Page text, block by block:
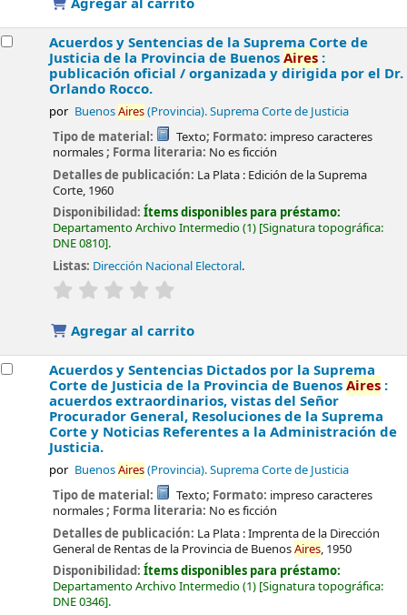
Acuerdos y Sentencias de la Suprema Corte de
Justicia de la Provincia de BuenosAires :
publicación oficial /organizada y dirigida por el Dr.
Orlando Rocco.
por BuenosAires(Provincia). Suprema Corte de Justicia
Tipo de material: Texto; Formato: impreso caracteres
normales; Forma literaria: No es ficción
Detalles de publicación: La Plata : Edición de la Suprema
Corte, 1960
Disponibilidad:Ítems disponibles para préstamo:
Departamento Archivo Intermedio(1) Signatura topográfica:
DNE 0810 .
Listas: Dirección Nacional Electoral.
valoración
Agregar al carrito
Acuerdos y Sentencias Dictados por la Suprema
Corte de Justicia de la Provincia de BuenosAires :
acuerdos extraordinarios, vistas del Señor
Procurador General, Resoluciones de la Suprema
Corte y Noticias Referentes a la Administración de
Justicia.
por BuenosAires(Provincia). Suprema Corte de Justicia
Tipo de material: Texto; Formato: impreso caracteres
normales; Forma literaria: No es ficción
Detalles de publicación: La Plata :Imprenta de la Dirección
General de Rentas de la Provincia de BuenosAires, 1950
Disponibilidad:Ítems disponibles para préstamo:
Departamento Archivo Intermedio(1) Signatura topográfica:
DNE 0346 .